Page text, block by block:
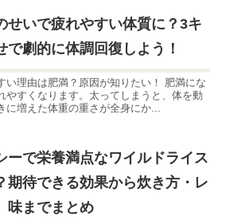
せいで疲れやすい体質に？3キ
で劇的に体調回復しよう！
い理由は肥満？原因が知りたい！ 肥満にな
やすくなります。太ってしまうと、体を動
に増えた体重の重さが全身にか...
ーで栄養満点なワイルドライス
期待できる効果から炊き方・レ
味までまとめ